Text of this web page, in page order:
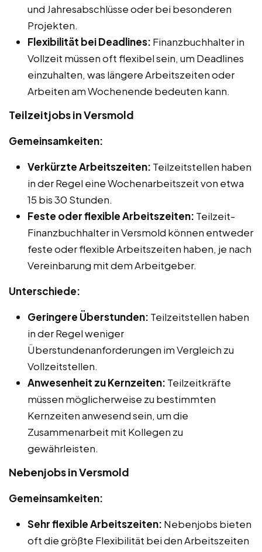
und Jahresabschlüsse oder bei besonderen
Projekten.
Flexibilität bei Deadlines: Finanzbuchhalter in
Vollzeit müssen oft flexibel sein, um Deadlines
einzuhalten, was längere Arbeitszeiten oder
Arbeiten am Wochenende bedeuten kann.
Teilzeitjobs in Versmold
Gemeinsamkeiten:
Verkürzte Arbeitszeiten: Teilzeitstellen haben
in der Regel eine Wochenarbeitszeit von etwa
15 bis 30 Stunden.
Feste oder flexible Arbeitszeiten: Teilzeit-
Finanzbuchhalter in Versmold können entweder
feste oder flexible Arbeitszeiten haben, je nach
Vereinbarung mit dem Arbeitgeber.
Unterschiede:
Geringere Überstunden: Teilzeitstellen haben
in der Regel weniger
Überstundenanforderungen im Vergleich zu
Vollzeitstellen.
Anwesenheit zu Kernzeiten: Teilzeitkräfte
müssen möglicherweise zu bestimmten
Kernzeiten anwesend sein, um die
Zusammenarbeit mit Kollegen zu
gewährleisten.
Nebenjobs in Versmold
Gemeinsamkeiten:
Sehr flexible Arbeitszeiten: Nebenjobs bieten
oft die größte Flexibilität bei den Arbeitszeiten